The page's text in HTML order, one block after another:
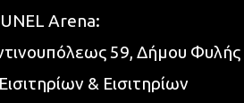
Arena:
59, Δήμου Φυλής
& Εισιτηρίων